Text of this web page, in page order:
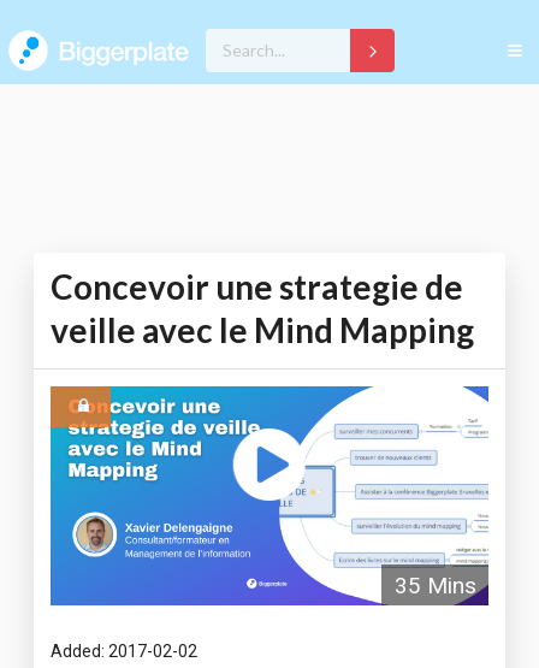
Concevoir une strategie de
veille avec le Mind Mapping
35 Mins
Added: 2017-02-02